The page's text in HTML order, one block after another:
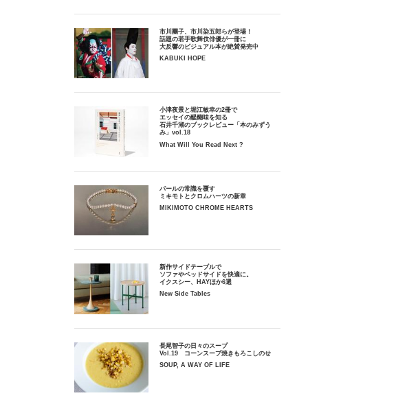
市川團子、市川染五郎らが登場！
話題の若手歌舞伎俳優が一冊に
大反響のビジュアル本が絶賛発売中
KABUKI HOPE
小津夜景と堀江敏幸の2冊で
エッセイの醍醐味を知る
石井千湖のブックレビュー「本のみずう
み」vol.18
What Will You Read Next ?
パールの常識を覆す
ミキモトとクロムハーツの新章
MIKIMOTO CHROME HEARTS
新作サイドテーブルで
ソファやベッドサイドを快適に。
イクスシー、HAYほか6選
New Side Tables
長尾智子の日々のスープ
Vol.19 コーンスープ焼きもろこしのせ
SOUP, A WAY OF LIFE